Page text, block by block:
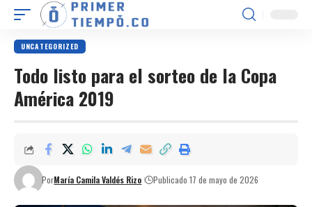
UNCATEGORIZED
Todo listo para el sorteo de la Copa
América 2019
PorMaría Camila Valdés Rizo Publicado 17 de mayo de 2026